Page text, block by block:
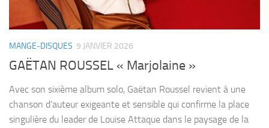
MANGE-DISQUES 9 JANVIER 2026
GAËTAN ROUSSEL « Marjolaine »
Avec son sixième album solo, Gaëtan Roussel revient à une
chanson d’auteur exigeante et sensible qui confirme la place
singulière du leader de Louise Attaque dans le paysage de la